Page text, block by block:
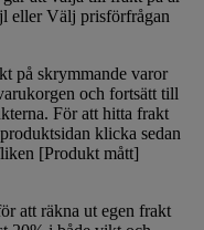
eller Välj prisförfrågan
på skrymmande varor
och fortsätt till
För att hitta frakt
klicka sedan
[Produkt mått]
att räkna ut egen frakt